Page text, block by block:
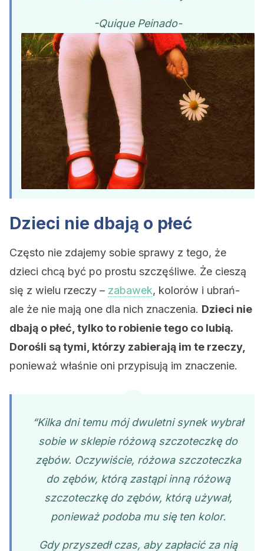
-Quique Peinado-
Dzieci nie dbają o płeć
Często nie zdajemy sobie sprawy z tego, że
dzieci chcą być po prostu szczęśliwe. Że cieszą
się z wielu rzeczy – zabawek, kolorów i ubrań-
ale że nie mają one dla nich znaczenia. Dzieci nie
dbają o płeć, tylko to robienie tego co lubią.
Dorośli są tymi, którzy zabierają im te rzeczy,
ponieważ właśnie oni przypisują im znaczenie.
“Kilka dni temu mój dwuletni synek wybrał
sobie w sklepie różową szczoteczkę do
zębów. Oczywiście, różowa szczoteczka
do zębów, którą zastąpi inną różową
szczoteczkę do zębów, którą używał,
ponieważ podoba mu się ten kolor.
Gdy przyszedł czas, aby zapłacić za nią